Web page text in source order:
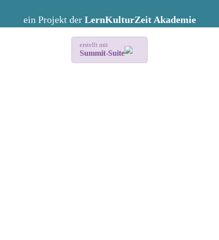
ein Projekt der LernKulturZeit Akademie
erstellt mit
Summit-Suite